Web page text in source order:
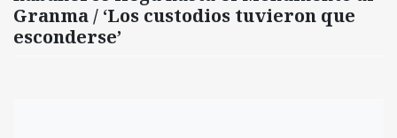
Granma / ‘Los custodios tuvieron que
esconderse’